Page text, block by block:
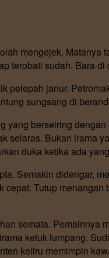
mengejek. Matanya
terobati sudah. Bara
pelepah janur.
sungsang di
yang berseiring
selaras. Bukan irama
duka ketika ada
Semakin didengar,
cepat. Tutup
semata. Pemainnya
ketuk lumpang.
keliru memimpin